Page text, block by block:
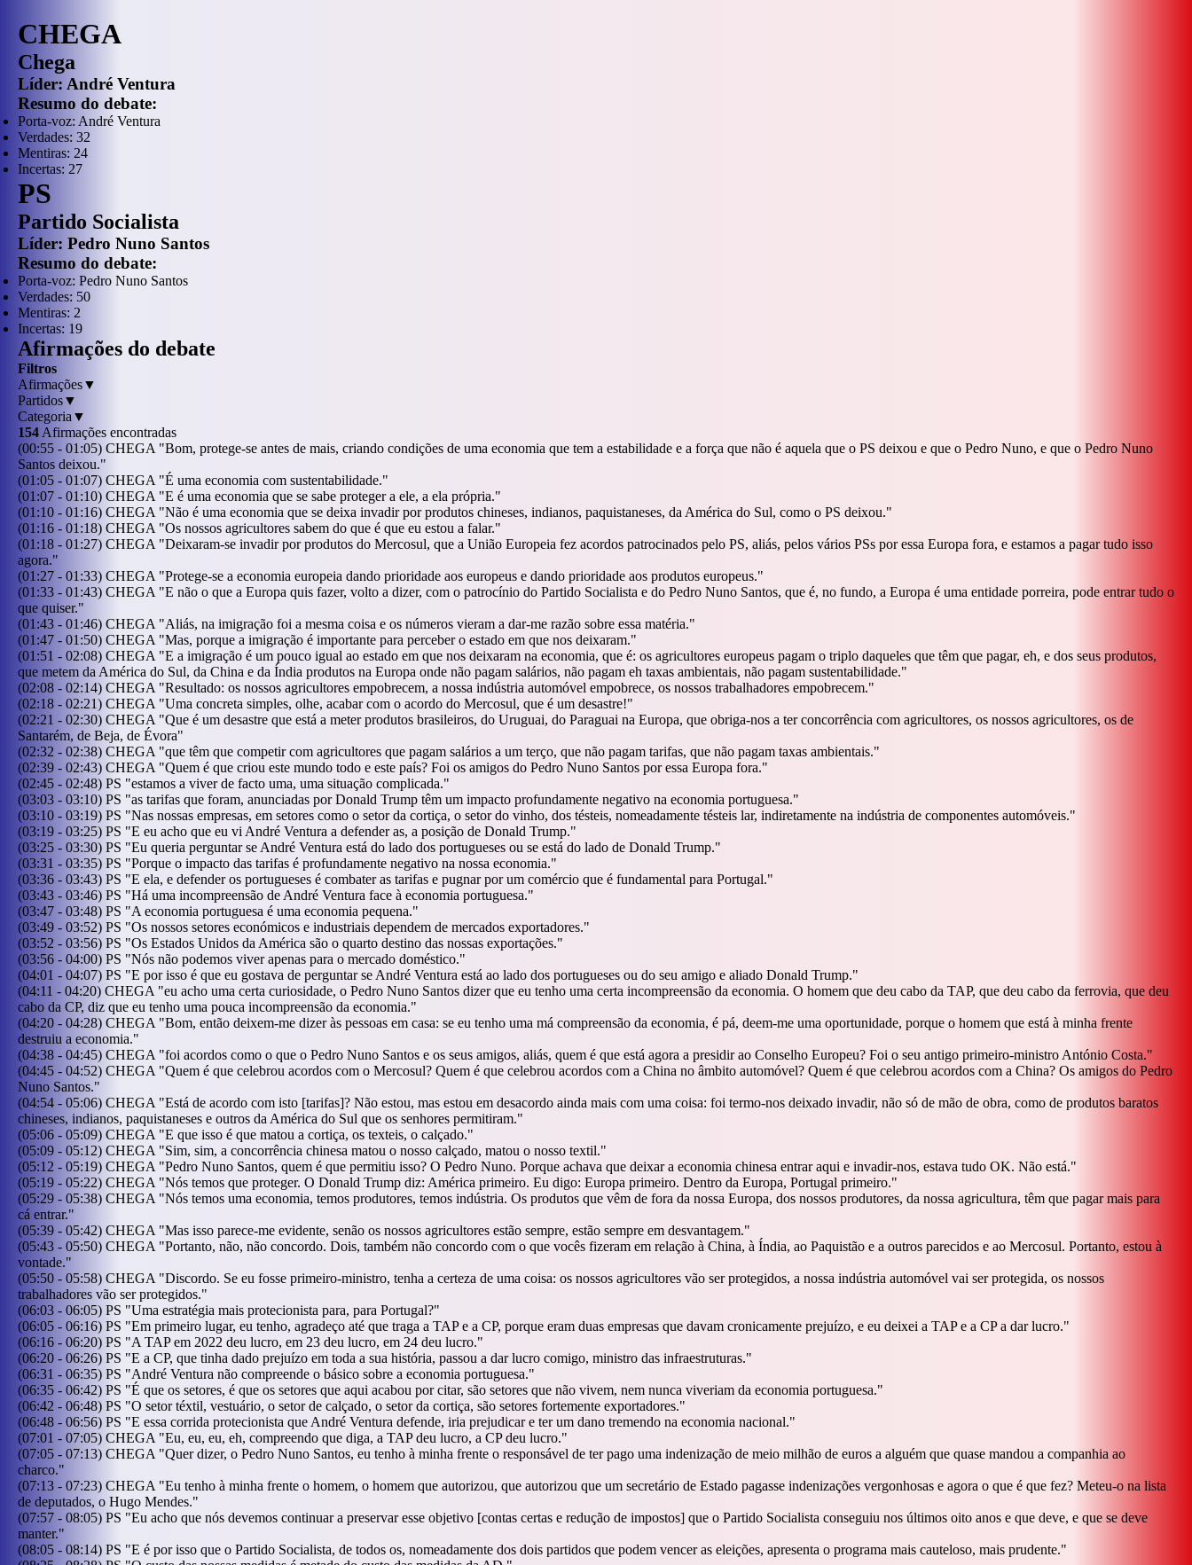
CHEGA
Chega
Líder: André Ventura
Resumo do debate:
Porta-voz: André Ventura
Verdades: 32
Mentiras: 24
Incertas: 27
PS
Partido Socialista
Líder: Pedro Nuno Santos
Resumo do debate:
Porta-voz: Pedro Nuno Santos
Verdades: 50
Mentiras: 2
Incertas: 19
Afirmações do debate
Filtros
Afirmações▼
Partidos▼
Categoria ▼
154 Afirmações encontradas
(00:55 - 01:05) CHEGA "Bom, protege-se antes de mais, criando condições de uma economia que tem a estabilidade e a força que não é aquela que o PS deixou e que o Pedro Nuno, e que o Pedro Nuno
Santos deixou."
(01:05 - 01:07) CHEGA "É uma economia com sustentabilidade."
(01:07 - 01:10) CHEGA "E é uma economia que se sabe proteger a ele, a ela própria."
(01:10 - 01:16) CHEGA "Não é uma economia que se deixa invadir por produtos chineses, indianos, paquistaneses, da América do Sul, como o PS deixou."
(01:16 - 01:18) CHEGA "Os nossos agricultores sabem do que é que eu estou a falar."
(01:18 - 01:27) CHEGA "Deixaram-se invadir por produtos do Mercosul, que a União Europeia fez acordos patrocinados pelo PS, aliás, pelos vários PSs por essa Europa fora, e estamos a pagar tudo isso
agora."
(01:27 - 01:33) CHEGA "Protege-se a economia europeia dando prioridade aos europeus e dando prioridade aos produtos europeus."
(01:33 - 01:43) CHEGA "E não o que a Europa quis fazer, volto a dizer, com o patrocínio do Partido Socialista e do Pedro Nuno Santos, que é, no fundo, a Europa é uma entidade porreira, pode entrar tudo o
que quiser."
(01:43 - 01:46) CHEGA "Aliás, na imigração foi a mesma coisa e os números vieram a dar-me razão sobre essa matéria."
(01:47 - 01:50) CHEGA "Mas, porque a imigração é importante para perceber o estado em que nos deixaram."
(01:51 - 02:08) CHEGA "E a imigração é um pouco igual ao estado em que nos deixaram na economia, que é: os agricultores europeus pagam o triplo daqueles que têm que pagar, eh, e dos seus produtos,
que metem da América do Sul, da China e da Índia produtos na Europa onde não pagam salários, não pagam eh taxas ambientais, não pagam sustentabilidade."
(02:08 - 02:14) CHEGA "Resultado: os nossos agricultores empobrecem, a nossa indústria automóvel empobrece, os nossos trabalhadores empobrecem."
(02:18 - 02:21) CHEGA "Uma concreta simples, olhe, acabar com o acordo do Mercosul, que é um desastre!"
(02:21 - 02:30) CHEGA "Que é um desastre que está a meter produtos brasileiros, do Uruguai, do Paraguai na Europa, que obriga-nos a ter concorrência com agricultores, os nossos agricultores, os de
Santarém, de Beja, de Évora"
(02:32 - 02:38) CHEGA "que têm que competir com agricultores que pagam salários a um terço, que não pagam tarifas, que não pagam taxas ambientais."
(02:39 - 02:43) CHEGA "Quem é que criou este mundo todo e este país? Foi os amigos do Pedro Nuno Santos por essa Europa fora."
(02:45 - 02:48) PS "estamos a viver de facto uma, uma situação complicada."
(03:03 - 03:10) PS "as tarifas que foram, anunciadas por Donald Trump têm um impacto profundamente negativo na economia portuguesa."
(03:10 - 03:19) PS "Nas nossas empresas, em setores como o setor da cortiça, o setor do vinho, dos tésteis, nomeadamente tésteis lar, indiretamente na indústria de componentes automóveis."
(03:19 - 03:25) PS "E eu acho que eu vi André Ventura a defender as, a posição de Donald Trump."
(03:25 - 03:30) PS "Eu queria perguntar se André Ventura está do lado dos portugueses ou se está do lado de Donald Trump."
(03:31 - 03:35) PS "Porque o impacto das tarifas é profundamente negativo na nossa economia."
(03:36 - 03:43) PS "E ela, e defender os portugueses é combater as tarifas e pugnar por um comércio que é fundamental para Portugal."
(03:43 - 03:46) PS "Há uma incompreensão de André Ventura face à economia portuguesa."
(03:47 - 03:48) PS "A economia portuguesa é uma economia pequena."
(03:49 - 03:52) PS "Os nossos setores económicos e industriais dependem de mercados exportadores."
(03:52 - 03:56) PS "Os Estados Unidos da América são o quarto destino das nossas exportações."
(03:56 - 04:00) PS "Nós não podemos viver apenas para o mercado doméstico."
(04:01 - 04:07) PS "E por isso é que eu gostava de perguntar se André Ventura está ao lado dos portugueses ou do seu amigo e aliado Donald Trump."
(04:11 - 04:20) CHEGA "eu acho uma certa curiosidade, o Pedro Nuno Santos dizer que eu tenho uma certa incompreensão da economia. O homem que deu cabo da TAP, que deu cabo da ferrovia, que deu
cabo da CP, diz que eu tenho uma pouca incompreensão da economia."
(04:20 - 04:28) CHEGA "Bom, então deixem-me dizer às pessoas em casa: se eu tenho uma má compreensão da economia, é pá, deem-me uma oportunidade, porque o homem que está à minha frente
destruiu a economia."
(04:38 - 04:45) CHEGA "foi acordos como o que o Pedro Nuno Santos e os seus amigos, aliás, quem é que está agora a presidir ao Conselho Europeu? Foi o seu antigo primeiro-ministro António Costa."
(04:45 - 04:52) CHEGA "Quem é que celebrou acordos com o Mercosul? Quem é que celebrou acordos com a China no âmbito automóvel? Quem é que celebrou acordos com a China? Os amigos do Pedro
Nuno Santos."
(04:54 - 05:06) CHEGA "Está de acordo com isto [tarifas]? Não estou, mas estou em desacordo ainda mais com uma coisa: foi termo-nos deixado invadir, não só de mão de obra, como de produtos baratos
chineses, indianos, paquistaneses e outros da América do Sul que os senhores permitiram."
(05:06 - 05:09) CHEGA "E que isso é que matou a cortiça, os texteis, o calçado."
(05:09 - 05:12) CHEGA "Sim, sim, a concorrência chinesa matou o nosso calçado, matou o nosso textil."
(05:12 - 05:19) CHEGA "Pedro Nuno Santos, quem é que permitiu isso? O Pedro Nuno. Porque achava que deixar a economia chinesa entrar aqui e invadir-nos, estava tudo OK. Não está."
(05:19 - 05:22) CHEGA "Nós temos que proteger. O Donald Trump diz: América primeiro. Eu digo: Europa primeiro. Dentro da Europa, Portugal primeiro."
(05:29 - 05:38) CHEGA "Nós temos uma economia, temos produtores, temos indústria. Os produtos que vêm de fora da nossa Europa, dos nossos produtores, da nossa agricultura, têm que pagar mais para
cá entrar."
(05:39 - 05:42) CHEGA "Mas isso parece-me evidente, senão os nossos agricultores estão sempre, estão sempre em desvantagem."
(05:43 - 05:50) CHEGA "Portanto, não, não concordo. Dois, também não concordo com o que vocês fizeram em relação à China, à Índia, ao Paquistão e a outros parecidos e ao Mercosul. Portanto, estou à
vontade."
(05:50 - 05:58) CHEGA "Discordo. Se eu fosse primeiro-ministro, tenha a certeza de uma coisa: os nossos agricultores vão ser protegidos, a nossa indústria automóvel vai ser protegida, os nossos
trabalhadores vão ser protegidos."
(06:03 - 06:05) PS "Uma estratégia mais protecionista para, para Portugal?"
(06:05 - 06:16) PS "Em primeiro lugar, eu tenho, agradeço até que traga a TAP e a CP, porque eram duas empresas que davam cronicamente prejuízo, e eu deixei a TAP e a CP a dar lucro."
(06:16 - 06:20) PS "A TAP em 2022 deu lucro, em 23 deu lucro, em 24 deu lucro."
(06:20 - 06:26) PS "E a CP, que tinha dado prejuízo em toda a sua história, passou a dar lucro comigo, ministro das infraestruturas."
(06:31 - 06:35) PS "André Ventura não compreende o básico sobre a economia portuguesa."
(06:35 - 06:42) PS "É que os setores, é que os setores que aqui acabou por citar, são setores que não vivem, nem nunca viveriam da economia portuguesa."
(06:42 - 06:48) PS "O setor téxtil, vestuário, o setor de calçado, o setor da cortiça, são setores fortemente exportadores."
(06:48 - 06:56) PS "E essa corrida protecionista que André Ventura defende, iria prejudicar e ter um dano tremendo na economia nacional."
(07:01 - 07:05) CHEGA "Eu, eu, eu, eh, compreendo que diga, a TAP deu lucro, a CP deu lucro."
(07:05 - 07:13) CHEGA "Quer dizer, o Pedro Nuno Santos, eu tenho à minha frente o responsável de ter pago uma indenização de meio milhão de euros a alguém que quase mandou a companhia ao
charco."
(07:13 - 07:23) CHEGA "Eu tenho à minha frente o homem, o homem que autorizou, que autorizou que um secretário de Estado pagasse indenizações vergonhosas e agora o que é que fez? Meteu-o na lista
de deputados, o Hugo Mendes."
(07:57 - 08:05) PS "Eu acho que nós devemos continuar a preservar esse objetivo [contas certas e redução de impostos] que o Partido Socialista conseguiu nos últimos oito anos e que deve, e que se deve
manter."
(08:05 - 08:14) PS "E é por isso que o Partido Socialista, de todos os, nomeadamente dos dois partidos que podem vencer as eleições, apresenta o programa mais cauteloso, mais prudente."